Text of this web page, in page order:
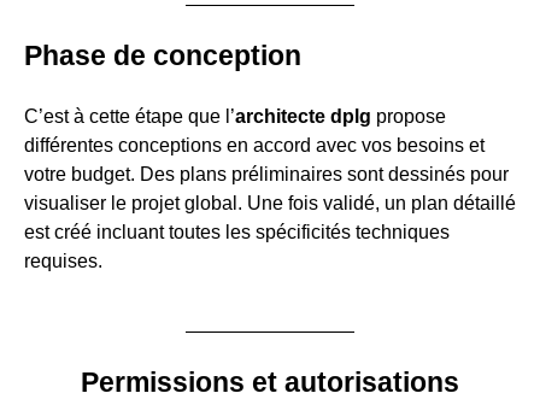
Phase de conception
C’est à cette étape que l’architecte dplg propose
différentes conceptions en accord avec vos besoins et
votre budget. Des plans préliminaires sont dessinés pour
visualiser le projet global. Une fois validé, un plan détaillé
est créé incluant toutes les spécificités techniques
requises.
Permissions et autorisations